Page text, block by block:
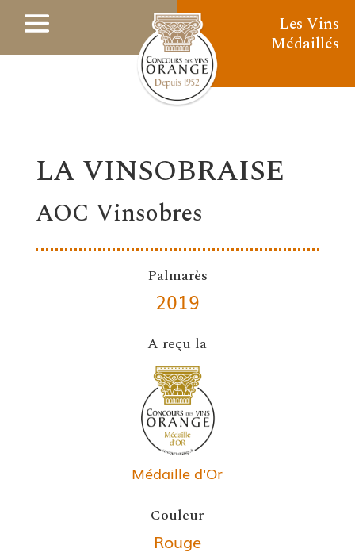
Les Vins
Médaillés
LA VINSOBRAISE
AOC Vinsobres
Palmarès
2019
A reçu la
Médaille d'Or
Couleur
Rouge